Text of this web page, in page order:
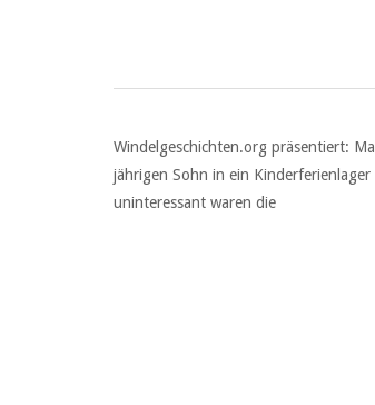
Windelgeschichten.org präsentiert:
jährigen Sohn in ein
uninteressant waren die